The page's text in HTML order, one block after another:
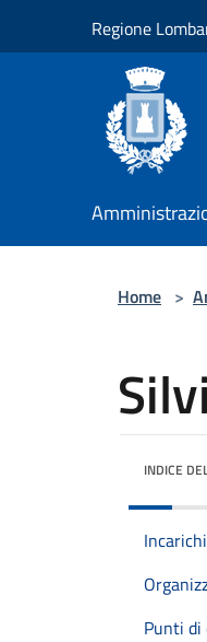
Regione
Home >
INDICE
Incarichi
Punti